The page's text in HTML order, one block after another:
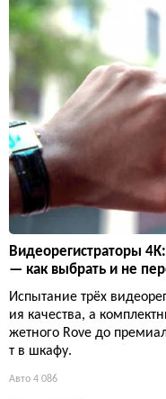
Видеорегистраторы
— как выбрать и не
Испытание трёх
ия качества, а
жетного Rove до
т в шкафу.
Авто 4 086